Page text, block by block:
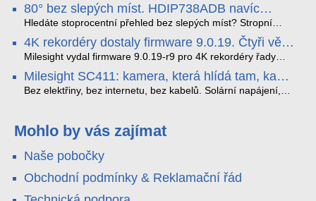
dopravních přestupků. Tento systém, poháněný
sofistikovanými algoritmy umělé inteligence (AI), je navržen
tak, aby poskytoval komplexní nástroje pro vymáhání
dopravních předpisů, zvyšoval bezpečnost na silnicích a
optimalizoval plynulost dopravy v moderních městech.
80° bez slepých míst. HDIP738ADB navíc
streamuje na YouTube – bez PC.
Hledáte stoprocentní přehled bez slepých míst? Stropní
panoramatická kamera HDIP738ADB skládá obraz ze dvou
4MP senzorů SONY do jednoho čistého 180° záběru bez
zkreslení. K tomu přidává AI detekci osob a vozidel,
YouTube – bez běžícího počítače.
4K rekordéry dostaly firmware 9.0.19. Čtyři věci,
které musíte vědět.
Milesight vydal firmware 9.0.19-r9 pro 4K rekordéry řady
které vám zjednoduší práci – a jedna z nich vám ušetří
spoustu zbytečných výjezdů k zákazníkům.
Milesight SC411: kamera, která hlídá tam, kam
kabel nedosáhne
Bez elektřiny, bez internetu, bez kabelů. Solární napájení,
váš telefon. Podívejte se na video.
Mohlo by vás zajímat
Naše pobočky
Obchodní podmínky & Reklamační řád